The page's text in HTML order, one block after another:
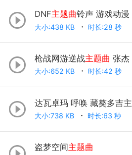
DNF主题曲铃声 游戏动漫
大小:438 KB 时长:28 秒
枪战网游逆战主题曲 张杰
大小:652 KB 时长:42 秒
达瓦卓玛 呼唤 藏獒多吉主
大小:738 KB 时长:63 秒
盗梦空间主题曲